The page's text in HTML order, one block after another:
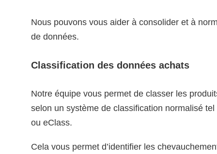
Nous pouvons vous aider à consolider et à
de données.
Classification des données achats
Notre équipe vous permet de classer les
selon un système de classification normalisé tel
ou eClass.
Cela vous permet d’identifier les